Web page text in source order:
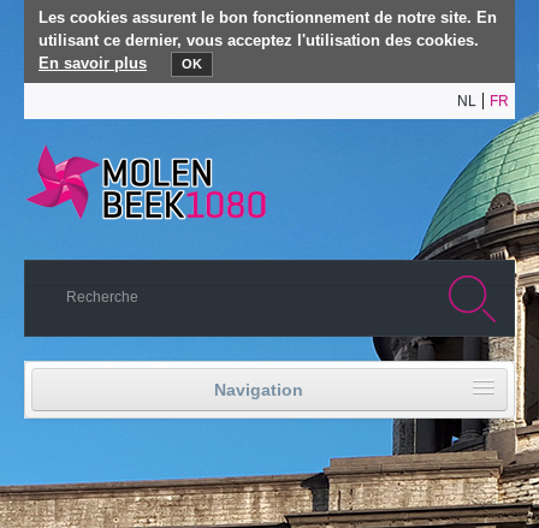
Les cookies assurent le bon fonctionnement de notre site. En
utilisant ce dernier, vous acceptez l'utilisation des cookies.
En savoir plus
OK
NL FR
Navigation
Vie politique